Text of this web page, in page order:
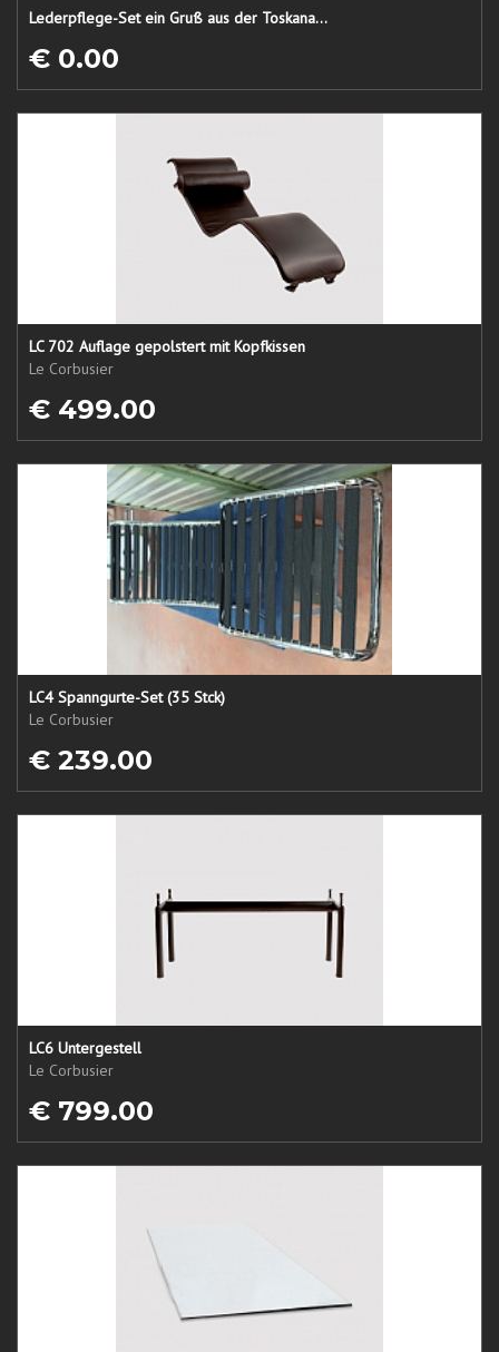
Lederpflege-Set ein Gruß aus der Toskana...
€ 0.00
LC 702 Auflage gepolstert mit Kopfkissen
Le Corbusier
€ 499.00
LC4 Spanngurte-Set (35 Stck)
Le Corbusier
€ 239.00
LC6 Untergestell
Le Corbusier
€ 799.00